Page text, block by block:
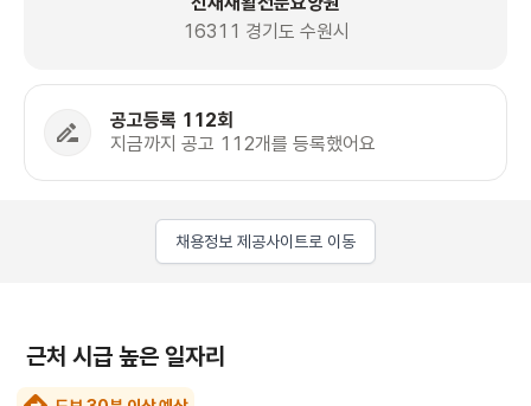
16311 경기도 수원시
공고등록 112회
지금까지 공고 112개를 등록했어요
채용정보 제공사이트로 이동
근처 시급 높은 일자리